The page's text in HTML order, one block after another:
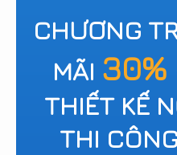
CHƯƠNG
MÃI 30%
THIẾT KẾ
THI